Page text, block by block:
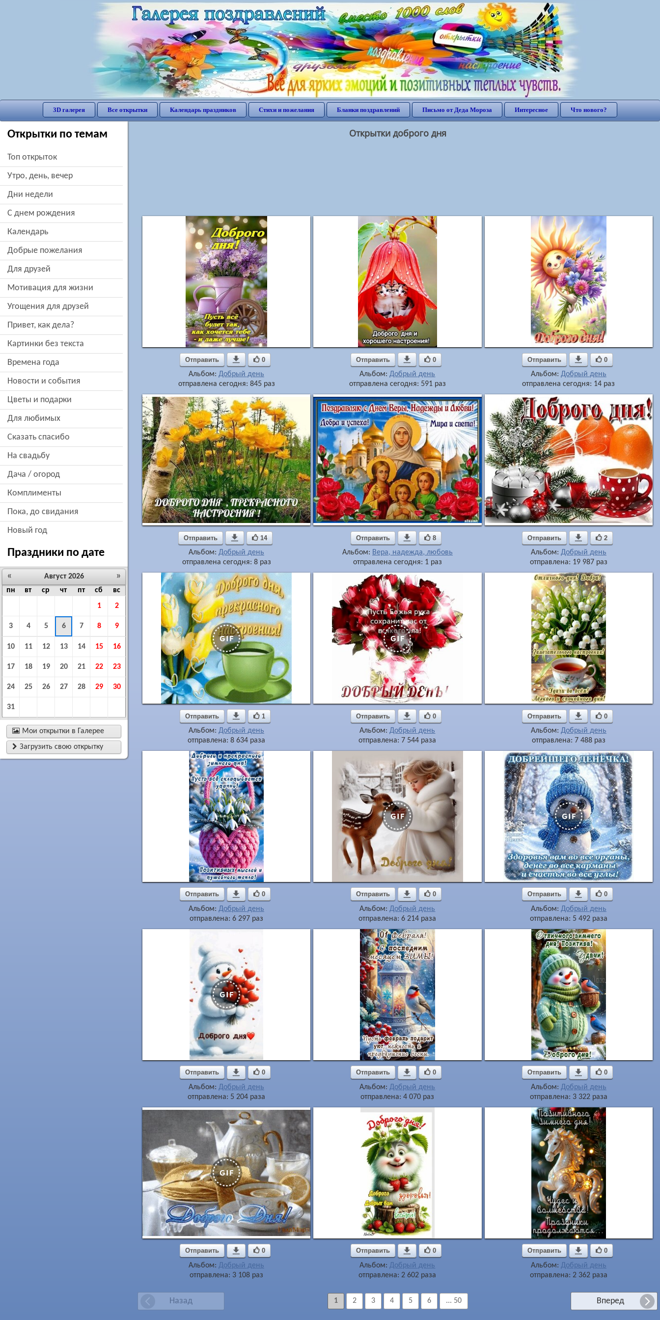
3D галерея Все открытки Календарь праздников Стихи и пожелания Бланки поздравлений Письмо от Деда Мороза Интересное Что нового?
Открытки по темам
Топ открыток
утро, день, вечер
дни недели
c днем рождения
Календарь
добрые пожелания
для друзей
мотивация для жизни
угощения для друзей
привет, как дела?
картинки без текста
времена года
новости и события
цветы и подарки
для любимых
сказать спасибо
на свадьбу
дача / огород
комплименты
пока, до свидания
новый год
Праздники по дате
« »
Август 2026
пн
вт ср чт пт сб
вс
1
2
3 4 5 6 7 8 9
10 11 12 13 14 15 16
17 18 19 20 21 22 23
24 25 26 27 28 29 30
31
 Мои открытки в Галерее
 Загрузить свою открытку
Открытки доброго дня
Отправить  0
Альбом: Добрый день
отправлена сегодня: 845 раз
Отправить  0
Альбом:Добрый день
отправлена сегодня: 591 раз
Отправить  0
Альбом: Добрый день
отправлена сегодня: 14 раз
Отправить  14
Альбом: Добрый день
отправлена сегодня: 8 раз
Отправить  8
Альбом: Вера, надежда, любовь
отправлена сегодня: 1 раз
Отправить  2
Альбом: Добрый день
отправлена: 19 987 раз
Отправить  1
Альбом: Добрый день
отправлена: 8 634 раза
Отправить  0
Альбом:Добрый день
отправлена: 7 544 раза
Отправить  0
Альбом: Добрый день
отправлена: 7 488 раз
Отправить  0
Альбом: Добрый день
отправлена: 6 297 раз
Отправить  0
Альбом:Добрый день
отправлена: 6 214 раза
Отправить  0
Альбом: Добрый день
отправлена: 5 492 раза
Отправить  0
Альбом: Добрый день
отправлена: 5 204 раза
Отправить  0
Альбом:Добрый день
отправлена: 4 070 раз
Отправить  0
Альбом: Добрый день
отправлена: 3 322 раза
Отправить  0
Альбом: Добрый день
отправлена: 3 108 раз
Отправить  0
Альбом:Добрый день
отправлена: 2 602 раза
Отправить  0
Альбом: Добрый день
отправлена: 2 362 раза
Назад Вперед
1 2 3 4 5 6 ... 50